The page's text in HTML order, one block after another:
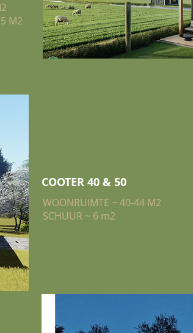
M2
COOTER 40 & 50
WOONRUIMTE ~ 40-44 M2
SCHUUR ~ 6 m2